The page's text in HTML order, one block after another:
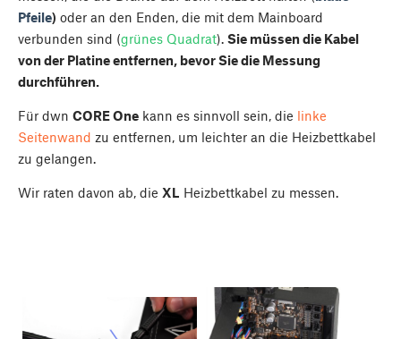
Pfeile) oder an den Enden, die mit dem Mainboard
verbunden sind (grünes Quadrat). Sie müssen die Kabel
von der Platine entfernen, bevor Sie die Messung
durchführen.
Für dwn CORE One kann es sinnvoll sein, die linke
Seitenwand zu entfernen, um leichter an die Heizbettkabel
zu gelangen.
Wir raten davon ab, die XL Heizbettkabel zu messen.